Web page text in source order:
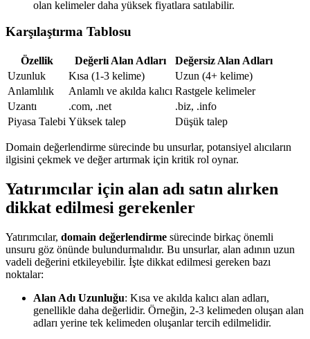
olan kelimeler daha yüksek fiyatlara satılabilir.
Karşılaştırma Tablosu
Özellik Değerli Alan Adları
Değersiz Alan Adları
Uzunluk
Kısa (1-3 kelime)
Uzun (4+ kelime)
Anlamlılık
Anlamlı ve akılda kalıcı Rastgele kelimeler
Uzantı
.com, .net
.biz, .info
Piyasa Talebi Yüksek talep Düşük talep
Domain değerlendirme sürecinde bu unsurlar, potansiyel alıcıların
ilgisini çekmek ve değer artırmak için kritik rol oynar.
Yatırımcılar için alan adı satın alırken
dikkat edilmesi gerekenler
Yatırımcılar, domain değerlendirme sürecinde birkaç önemli
unsuru göz önünde bulundurmalıdır. Bu unsurlar, alan adının uzun
vadeli değerini etkileyebilir. İşte dikkat edilmesi gereken bazı
noktalar:
Alan Adı Uzunluğu: Kısa ve akılda kalıcı alan adları,
genellikle daha değerlidir. Örneğin, 2-3 kelimeden oluşan alan
adları yerine tek kelimeden oluşanlar tercih edilmelidir.